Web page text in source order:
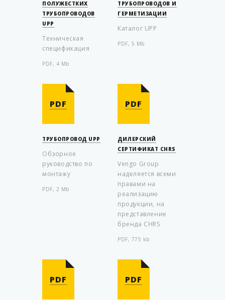
ПОЛУЖЕСТКИХ
ТРУБОПРОВОДОВ
UPP
Техническая
спецификация
PDF, 4 Mb
ТРУБОПРОВОДОВ И
ГЕРМЕТИЗАЦИИ
Каталог UPP
PDF, 5 Mb
PDF
ТРУБОПРОВОД UPP
Обзорное
руководство по
монтажу
PDF, 2 Mb
PDF
ДИЛЕРСКИЙ
СЕРТИФИКАТ ​CHRS
Vengo Group
наделяется всеми
правами на
реализацию
продукции, на
представление
бренда CHRS
PDF, 775 kb
PDF PDF